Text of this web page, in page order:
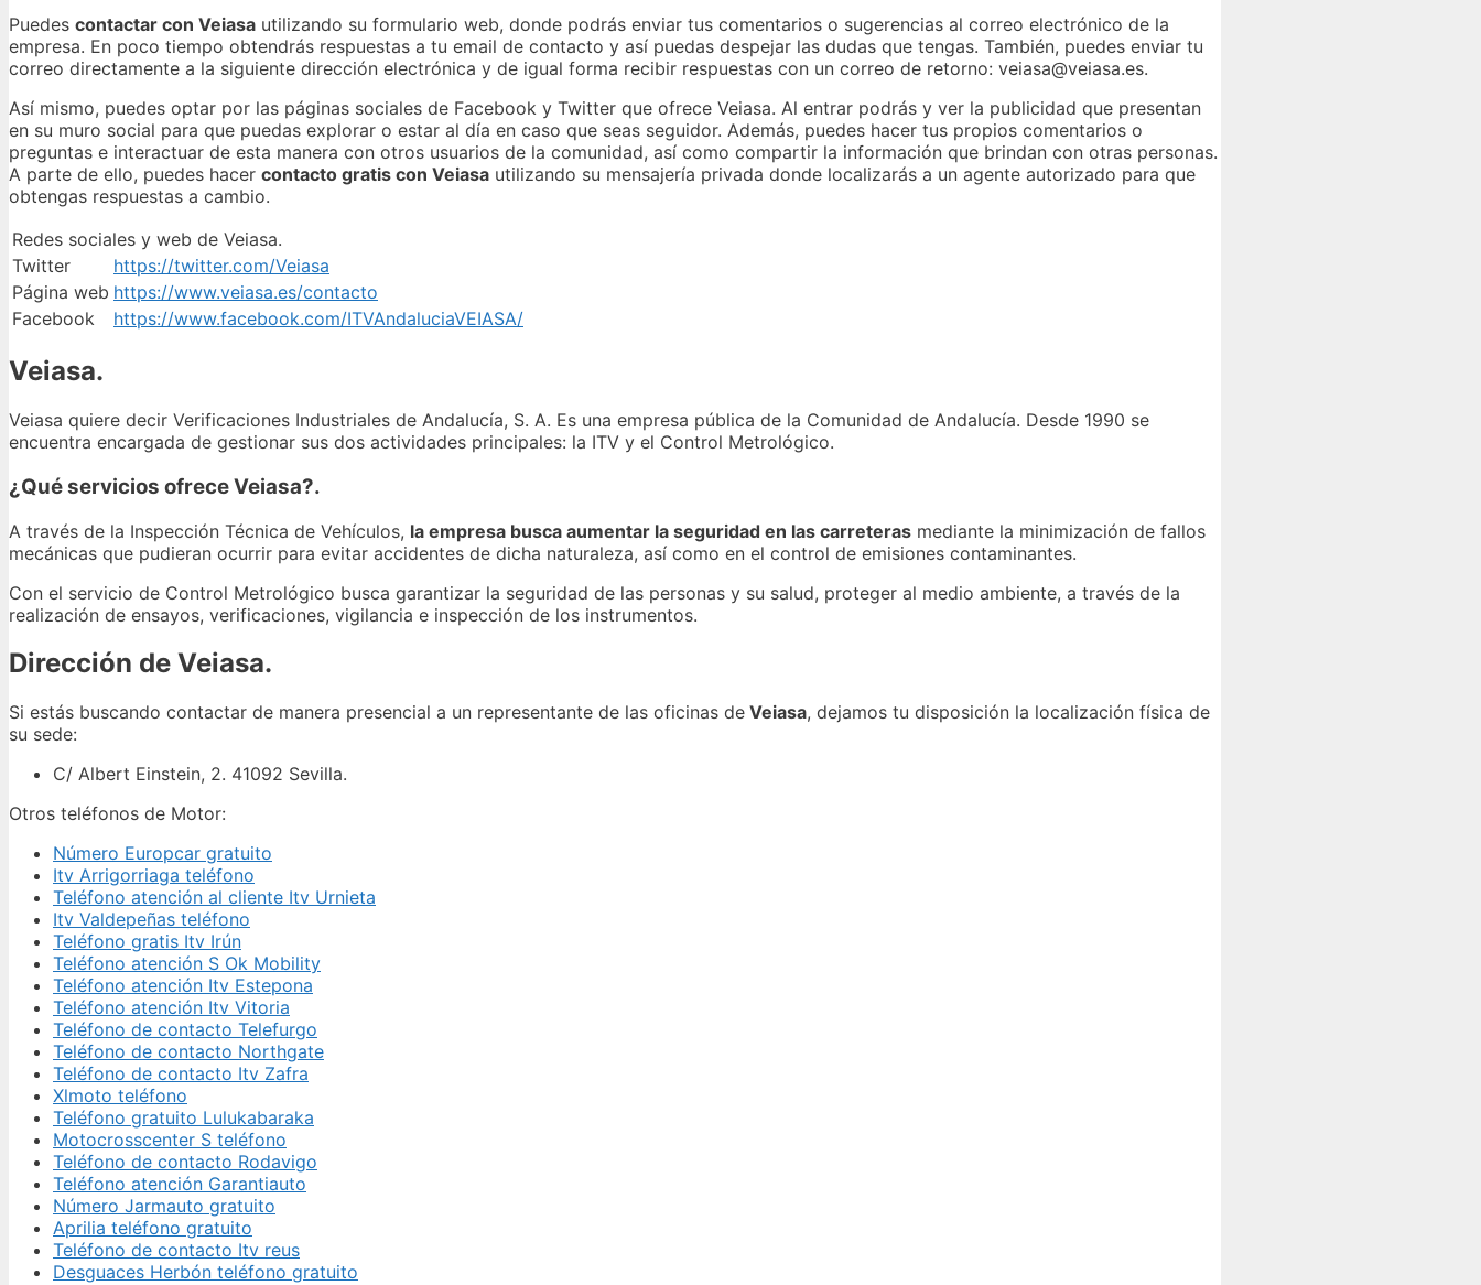
Puedes contactar con Veiasa utilizando su formulario web, donde podrás enviar tus comentarios o sugerencias al correo electrónico de la
empresa. En poco tiempo obtendrás respuestas a tu email de contacto y así puedas despejar las dudas que tengas. También, puedes enviar tu
correo directamente a la siguiente dirección electrónica y de igual forma recibir respuestas con un correo de retorno: veiasa@veiasa.es.
Así mismo, puedes optar por las páginas sociales de Facebook y Twitter que ofrece Veiasa. Al entrar podrás y ver la publicidad que presentan
en su muro social para que puedas explorar o estar al día en caso que seas seguidor. Además, puedes hacer tus propios comentarios o
preguntas e interactuar de esta manera con otros usuarios de la comunidad, así como compartir la información que brindan con otras personas.
A parte de ello, puedes hacer contacto gratis con Veiasa utilizando su mensajería privada donde localizarás a un agente autorizado para que
obtengas respuestas a cambio.
Redes sociales y web de Veiasa.
Twitter
https://twitter.com/Veiasa
Página web https://www.veiasa.es/contacto
Facebook
https://www.facebook.com/ITVAndaluciaVEIASA/
Veiasa.
Veiasa quiere decir Verificaciones Industriales de Andalucía, S. A. Es una empresa pública de la Comunidad de Andalucía. Desde 1990 se
encuentra encargada de gestionar sus dos actividades principales: la ITV y el Control Metrológico.
¿Qué servicios ofrece Veiasa?.
A través de la Inspección Técnica de Vehículos, la empresa busca aumentar la seguridad en las carreteras mediante la minimización de fallos
mecánicas que pudieran ocurrir para evitar accidentes de dicha naturaleza, así como en el control de emisiones contaminantes.
Con el servicio de Control Metrológico busca garantizar la seguridad de las personas y su salud, proteger al medio ambiente, a través de la
realización de ensayos, verificaciones, vigilancia e inspección de los instrumentos.
Dirección de Veiasa.
Si estás buscando contactar de manera presencial a un representante de las oficinas de Veiasa, dejamos tu disposición la localización física de
su sede:
C/ Albert Einstein, 2. 41092 Sevilla.
Otros teléfonos de Motor:
Número Europcar gratuito
Itv Arrigorriaga teléfono
Teléfono atención al cliente Itv Urnieta
Itv Valdepeñas teléfono
Teléfono gratis Itv Irún
Teléfono atención S Ok Mobility
Teléfono atención Itv Estepona
Teléfono atención Itv Vitoria
Teléfono de contacto Telefurgo
Teléfono de contacto Northgate
Teléfono de contacto Itv Zafra
Xlmoto teléfono
Teléfono gratuito Lulukabaraka
Motocrosscenter S teléfono
Teléfono de contacto Rodavigo
Teléfono atención Garantiauto
Número Jarmauto gratuito
Aprilia teléfono gratuito
Teléfono de contacto Itv reus
Desguaces Herbón teléfono gratuito